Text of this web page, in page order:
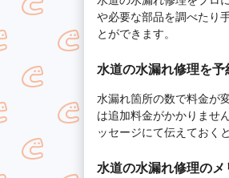
や必要な部品を調べたり
とができます。
水道の水漏れ修理を
水漏れ箇所の数で料金が
は追加料金がかかりませ
ッセージにて伝えておく
水道の水漏れ修理のメ